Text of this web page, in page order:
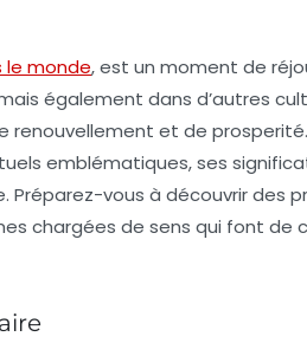
le monde, est un moment de
également dans d’autres
renouvellement et de prosperité
emblématiques, ses
Préparez-vous à découvrir des
chargées de sens qui font de